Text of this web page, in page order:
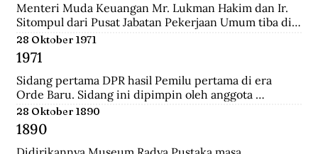
Menteri Muda Keuangan Mr. Lukman Hakim dan Ir.
Sitompul dari Pusat Jabatan Pekerjaan Umum tiba di
Medan dengan pesawat Sekutu dari Palembang. Di
lapangan tembak mereka disambut oleh Mr. Mohd.
Jusuf.
28 Oktober 1971
1971
Sidang pertama DPR hasil Pemilu pertama di era
Orde Baru. Sidang ini dipimpin oleh anggota
parlemen tertua dibantu anggota parlemen termuda,
yaitu K.H. Bisri Sjamsuri (84 tahun) dari Partai NU dan
Anak Agung Oka Mahendra (25 tahun) dari Golkar.
28 Oktober 1890
1890